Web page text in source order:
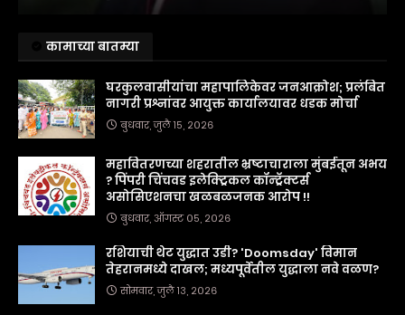
कामाच्या बातम्या
घरकुलवासीयांचा महापालिकेवर जनआक्रोश; प्रलंबित
नागरी प्रश्नांवर आयुक्त कार्यालयावर धडक मोर्चा
बुधवार, जुलै १५, २०२६
महावितरणच्या शहरातील भ्रष्टाचाराला मुंबईतून अभय
? पिंपरी चिंचवड इलेक्ट्रिकल कॉन्ट्रॅक्टर्स
असोसिएशनचा खळबळजनक आरोप !!
बुधवार, ऑगस्ट ०५, २०२६
रशियाची थेट युद्धात उडी? 'Doomsday' विमान
तेहरानमध्ये दाखल; मध्यपूर्वेतील युद्धाला नवे वळण?
सोमवार, जुलै १३, २०२६